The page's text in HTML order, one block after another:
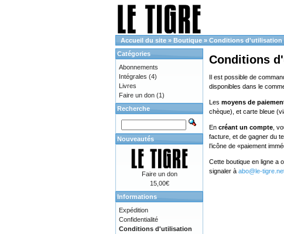
Accueil du site » Boutique » Conditions d'utilisation
Conditions
Il est possible de
disponibles dans le
Les moyens de
chèque), et carte bleue
En créant un compte ,
facture, et de gagner du
l’icône de «paiement
Cette boutique en ligne a
signaler à abo@le-
Catégories
Abonnements
Intégrales (4)
Livres
Faire un don (1)
Recherche
Nouveautés
Faire un don
15,00€
Informations
Expédition
Confidentialité
Conditions d'utilisation